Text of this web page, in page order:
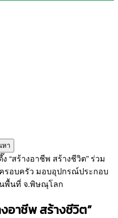
“สร้างอาชีพ สร้างชีวิต” ร่วม
รอบครัว มอบอุปกรณ์ประกอบ
พื้นที่ จ.พิษณุโลก
อาชีพ สร้างชีวิต”